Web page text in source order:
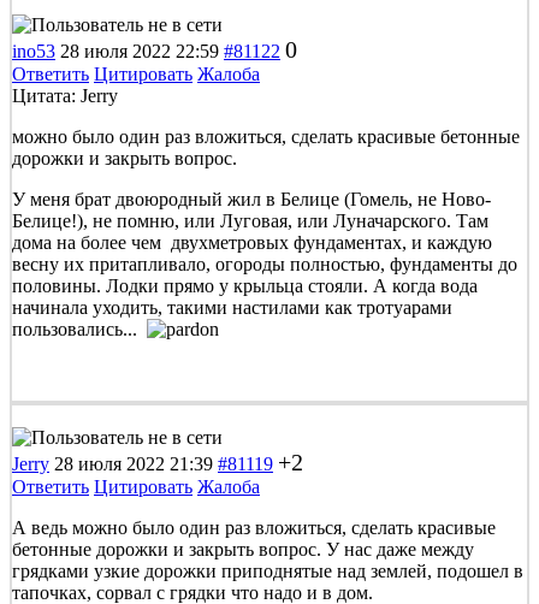
ino53 28 июля 2022 22:59 #81122 0
Ответить Цитировать Жалоба
Цитата: Jerry
можно было один раз вложиться, сделать красивые бетонные
дорожки и закрыть вопрос.
У меня брат двоюродный жил в Белице (Гомель, не Ново-
Белице!), не помню, или Луговая, или Луначарского. Там
дома на более чем двухметровых фундаментах, и каждую
весну их притапливало, огороды полностью, фундаменты до
половины. Лодки прямо у крыльца стояли. А когда вода
начинала уходить, такими настилами как тротуарами
пользовались...
Jerry 28 июля 2022 21:39 #81119 +2
Ответить Цитировать Жалоба
А ведь можно было один раз вложиться, сделать красивые
бетонные дорожки и закрыть вопрос. У нас даже между
грядками узкие дорожки приподнятые над землей, подошел в
тапочках, сорвал с грядки что надо и в дом.